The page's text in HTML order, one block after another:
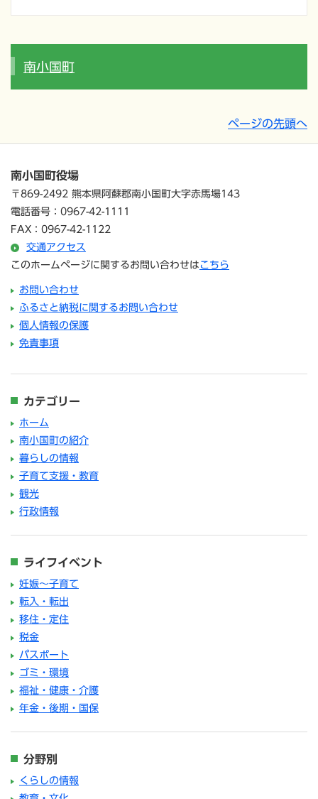
南小国町
ページの先頭へ
南小国町役場
〒869-2492 熊本県阿蘇郡南小国町大字赤馬場143
電話番号：0967-42-1111
FAX：0967-42-1122
交通アクセス
このホームページに関するお問い合わせは こちら
お問い合わせ
ふるさと納税に関するお問い合わせ
個人情報の保護
免責事項
カテゴリー
ホーム
南小国町の紹介
暮らしの情報
子育て支援・教育
観光
行政情報
ライフイベント
妊娠～子育て
転入・転出
移住・定住
税金
パスポート
ゴミ・環境
福祉・健康・介護
年金・後期・国保
分野別
くらしの情報